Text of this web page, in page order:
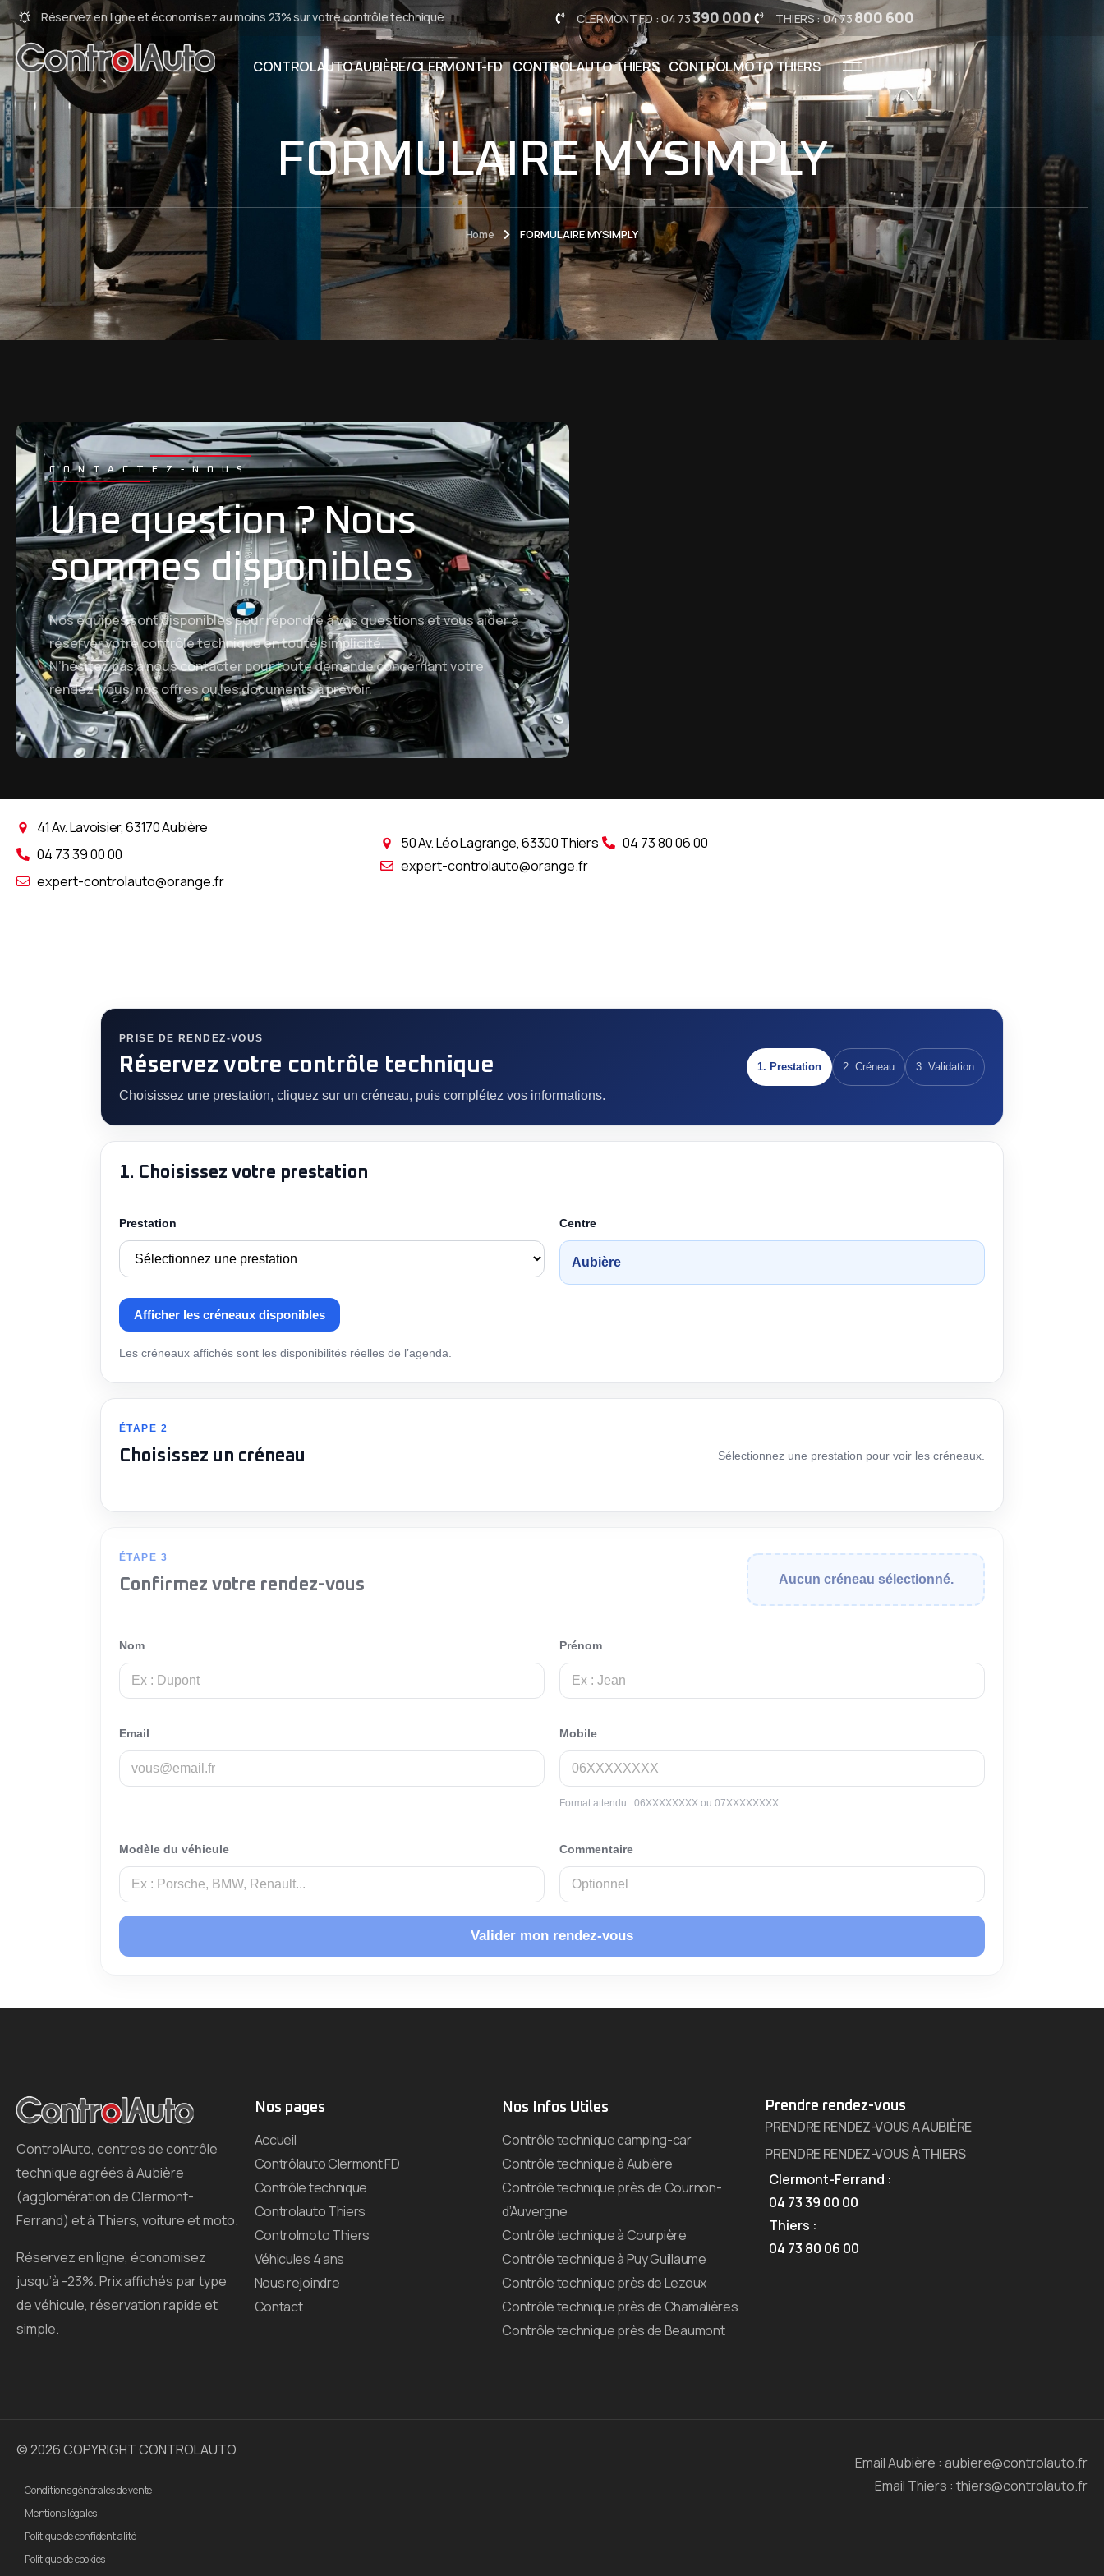
Réservez en ligne et économisez au moins 23% sur votre contrôle technique CLERMONT FD : 04 73390 000 THIERS : 04 73 800 600
CONTROLAUTO AUBIÈRE/CLERMONT-FD CONTROLAUTO THIERS CONTROLMOTO THIERS
FORMULAIRE MYSIMPLY
Home FORMULAIRE MYSIMPLY
CONTACTEZ-NOUS
Une question ? Nous
sommes disponibles
Nos équipes sont disponibles pour répondre à vos questions et vous aider à
réserver votre contrôle technique en toute simplicité.
N’hésitez pas à nous contacter pour toute demande concernant votre
rendez-vous, nos offres ou les documents à prévoir.
41 Av. Lavoisier, 63170 Aubière
04 73 39 00 00
expert-controlauto@orange.fr
50 Av. Léo Lagrange, 63300 Thiers
04 73 80 06 00
expert-controlauto@orange.fr
PRISE DE RENDEZ-VOUS
Réservez votre contrôle technique
Choisissez une prestation, cliquez sur un créneau, puis complétez vos informations.
1. Prestation 2. Créneau 3. Validation
1. Choisissez votre prestation
Prestation Centre
Aubière
Afficher les créneaux disponibles
Les créneaux affichés sont les disponibilités réelles de l’agenda.
ÉTAPE 2
Choisissez un créneau Sélectionnez une prestation pour voir les créneaux.
ÉTAPE 3
Confirmez votre rendez-vous Aucun créneau sélectionné.
Nom Prénom
Email Mobile
Format attendu : 06XXXXXXXX ou 07XXXXXXXX
Modèle du véhicule Commentaire
Valider mon rendez-vous
ControlAuto, centres de contrôle
technique agréés à Aubière
(agglomération de Clermont-
Ferrand) et à Thiers, voiture et moto.
Réservez en ligne, économisez
jusqu’à -23%. Prix affichés par type
de véhicule, réservation rapide et
simple.
Nos pages
Accueil
Contrôlauto Clermont FD
Contrôle technique
Controlauto Thiers
Controlmoto Thiers
Véhicules 4 ans
Nous rejoindre
Contact
Nos Infos Utiles
Contrôle technique camping-car
Contrôle technique à Aubière
Contrôle technique près de Cournon-
d’Auvergne
Contrôle technique à Courpière
Contrôle technique à Puy Guillaume
Contrôle technique près de Lezoux
Contrôle technique près de Chamalières
Contrôle technique près de Beaumont
Prendre rendez-vous
PRENDRE RENDEZ-VOUS A AUBIÈRE
PRENDRE RENDEZ-VOUS À THIERS
Clermont-Ferrand :
04 73 39 00 00
Thiers :
04 73 80 06 00
© 2026 COPYRIGHT CONTROLAUTO
Conditions générales de vente
Mentions légales
Politique de confidentialité
Politique de cookies
Email Aubière : aubiere@controlauto.fr
Email Thiers : thiers@controlauto.fr